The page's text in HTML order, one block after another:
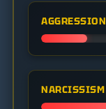
AGGRESSION
NARCISSISM